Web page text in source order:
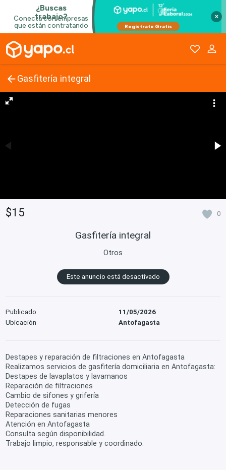
×
Gasfitería integral
$15 0
Gasfitería integral
Otros
Este anuncio está desactivado
Publicado
11/05/2026
Ubicación
Antofagasta
Destapes y reparación de filtraciones en Antofagasta
Realizamos servicios de gasfitería domiciliaria en Antofagasta:
Destapes de lavaplatos y lavamanos
Reparación de filtraciones
Cambio de sifones y grifería
Detección de fugas
Reparaciones sanitarias menores
Atención en Antofagasta
Consulta según disponibilidad.
Trabajo limpio, responsable y coordinado.